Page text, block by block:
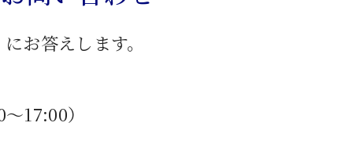
お答えします。
〜17:00）